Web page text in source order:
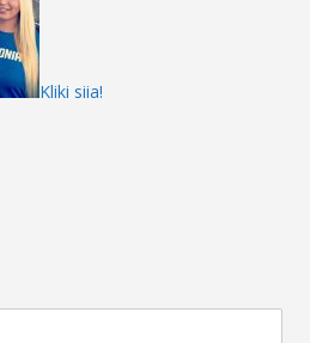
Kliki siia!